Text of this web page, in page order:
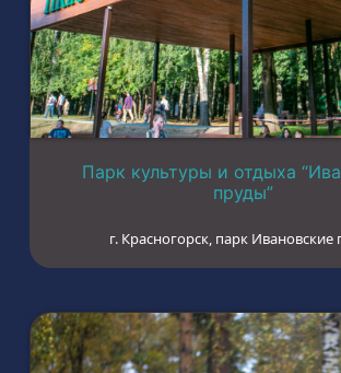
Парк культуры и отдыха
пруды”
г. Красногорск, парк Ивановские